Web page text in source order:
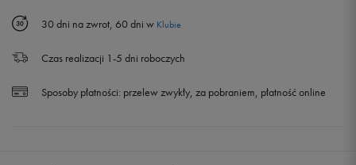
22 12 cm
30 dni na zwrot, 60 dni w Klubie
Czas realizacji 1-5 dni roboczych
Sposoby płatności: przelew zwykły, za pobraniem, płatność online